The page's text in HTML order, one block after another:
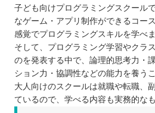
子ども向けプログラミングスクール
なゲーム・アプリ制作ができるコー
感覚でプログラミングスキルを学べま
そして、プログラミング学習やクラ
のを発表する中で、論理的思考力・
ション力・協調性などの能力を養う
大人向けのスクールは就職や転職、
ているので、学べる内容も実務的な